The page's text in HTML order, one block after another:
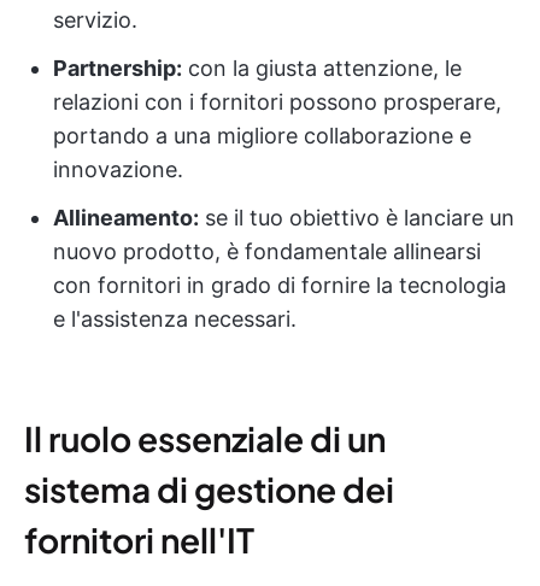
servizio.
Partnership: con la giusta attenzione, le
relazioni con i fornitori possono prosperare,
portando a una migliore collaborazione e
innovazione.
Allineamento: se il tuo obiettivo è lanciare un
nuovo prodotto, è fondamentale allinearsi
con fornitori in grado di fornire la tecnologia
e l'assistenza necessari.
Il ruolo essenziale di un
sistema di gestione dei
fornitori nell'IT